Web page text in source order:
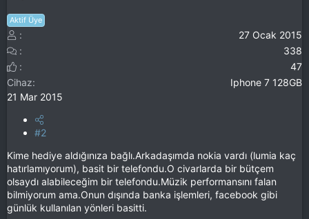
Aktif Üye
27 Ocak 2015
338
47
Cihaz
Iphone 7 128GB
21 Mar 2015
#2
Kime hediye aldığınıza bağlı.Arkadaşımda nokia vardı (lumia kaç
hatırlamıyorum), basit bir telefondu.O civarlarda bir bütçem
olsaydı alabileceğim bir telefondu.Müzik performansını falan
bilmiyorum ama.Onun dışında banka işlemleri, facebook gibi
günlük kullanılan yönleri basitti.